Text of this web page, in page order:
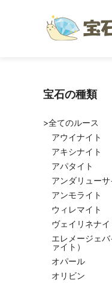
宝石の種類
>全てのルース
アウイナイト
アキシナイト
アパタイト
アンダリューサ
アンモライト
ウィレマイト
ヴェイリネナイ
エレメージェ
ァイト）
オパール
オリビン